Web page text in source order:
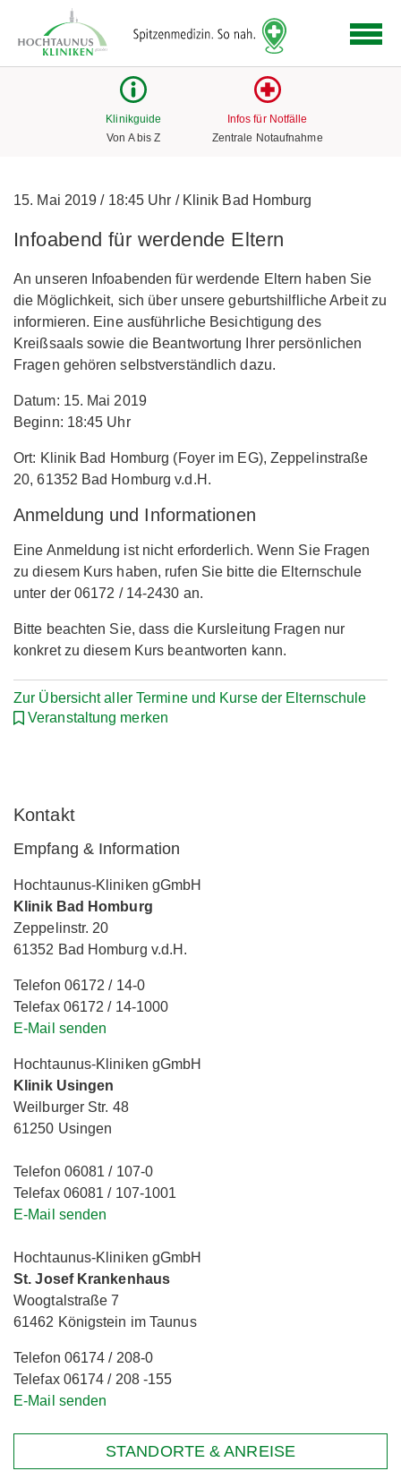
Link
zur
Klinikguide
Von A bis Z
Infos für Notfälle
Zentrale Notaufnahme
15. Mai 2019/18:45 Uhr /Klinik Bad Homburg
Infoabend für werdende Eltern
An unseren Infoabenden für werdende Eltern haben Sie
die Möglichkeit, sich über unsere geburtshilfliche Arbeit zu
informieren. Eine ausführliche Besichtigung des
Kreißsaals sowie die Beantwortung Ihrer persönlichen
Fragen gehören selbstverständlich dazu.
Datum: 15. Mai 2019
Beginn: 18:45 Uhr
Ort: Klinik Bad Homburg (Foyer im EG), Zeppelinstraße
20, 61352 Bad Homburg v.d.H.
Anmeldung und Informationen
Eine Anmeldung ist nicht erforderlich. Wenn Sie Fragen
zu diesem Kurs haben, rufen Sie bitte die Elternschule
unter der 06172 / 14-2430 an.
Bitte beachten Sie, dass die Kursleitung Fragen nur
konkret zu diesem Kurs beantworten kann.
Zur Übersicht aller Termine und Kurse der Elternschule
Veranstaltung merken
Kontakt
Empfang & Information
Hochtaunus-Kliniken gGmbH
Klinik Bad Homburg
Zeppelinstr. 20
61352 Bad Homburg v.d.H.
Telefon 06172 / 14-0
Telefax 06172 / 14-1000
E-Mail senden
Hochtaunus-Kliniken gGmbH
Klinik Usingen
Weilburger Str. 48
61250 Usingen
Telefon 06081 / 107-0
Telefax 06081 / 107-1001
E-Mail senden
Hochtaunus-Kliniken gGmbH
St. Josef Krankenhaus
Woogtalstraße 7
61462 Königstein im Taunus
Telefon 06174 / 208-0
Telefax 06174 / 208 -155
E-Mail senden
STANDORTE & ANREISE